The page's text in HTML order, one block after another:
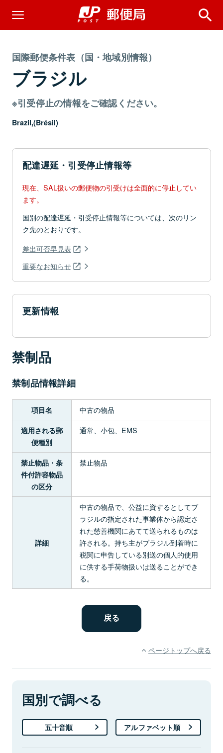
国際郵便条件表（国・地域別情報）
ブラジル
※引受停止の情報をご確認ください。
Brazil,(Brésil)
配達遅延・引受停止情報等
現在、SAL扱いの郵便物の引受けは全面的に停止してい
ます。
国別の配達遅延・引受停止情報等については、次のリン
ク先のとおりです。
差出可否早見表
重要なお知らせ
更新情報
禁制品
禁制品情報詳細
項目名 中古の物品
適用される郵
便種別
通常、小包、EMS
禁止物品・条
件付許容物品
の区分
禁止物品
詳細
中古の物品で、公益に資するとしてブ
ラジルの指定された事業体から認定さ
れた慈善機関にあてて送られるものは
許される。持ち主がブラジル到着時に
税関に申告している別送の個人的使用
に供する手荷物扱いは送ることができ
る。
ページトップへ戻る
国別で調べる
五十音順 アルファベット順